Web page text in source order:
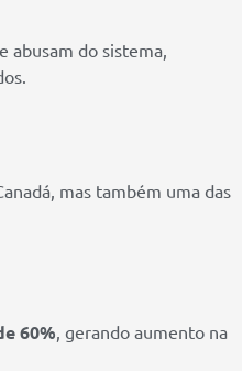
abusam do sistema,
mas também uma das
60% , gerando aumento na